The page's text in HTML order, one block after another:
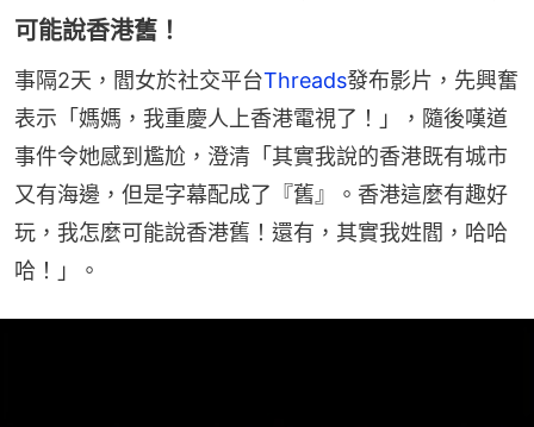
可能說香港舊！
事隔2天，閻女於社交平台Threads發布影片，先興奮
表示「媽媽，我重慶人上香港電視了！」，隨後嘆道
事件令她感到尷尬，澄清「其實我說的香港既有城市
又有海邊，但是字幕配成了『舊』。香港這麼有趣好
玩，我怎麼可能說香港舊！還有，其實我姓閻，哈哈
哈！」。